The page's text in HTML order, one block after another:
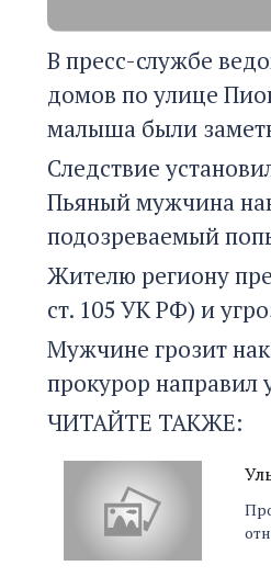
В пресс-службе
домов по улице
малыша были
Следствие
Пьяный мужчина
подозреваемый
Жителю региону
ст. 105 УК РФ) и
Мужчине грозит
прокурор направил
ЧИТАЙТЕ ТАКЖЕ: